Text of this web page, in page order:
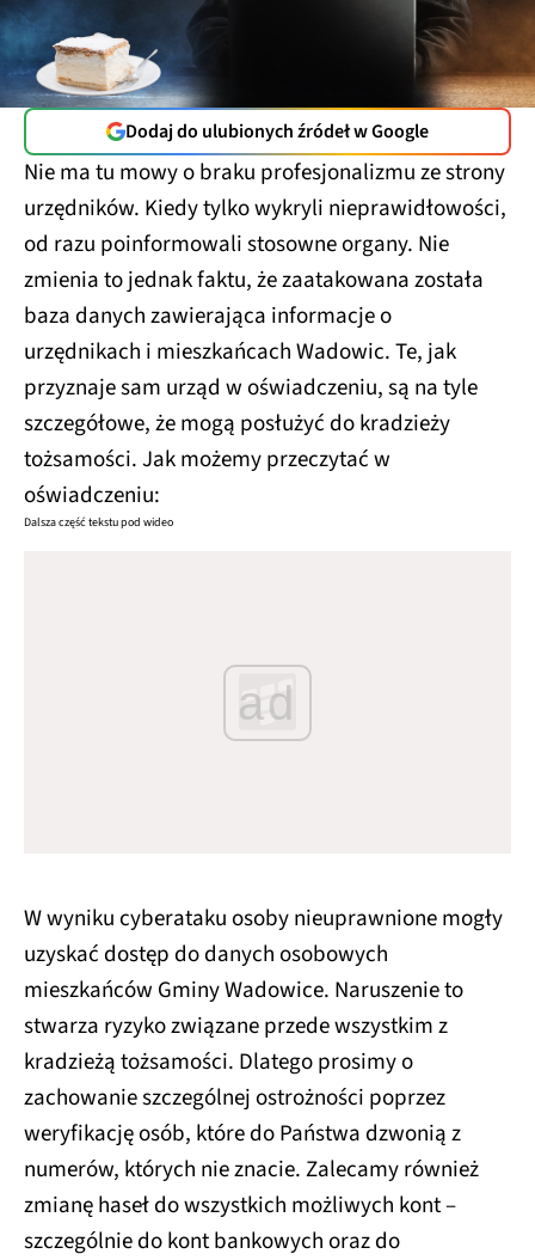
Dodaj do ulubionych źródeł w Google
Nie ma tu mowy o braku profesjonalizmu ze strony
urzędników. Kiedy tylko wykryli nieprawidłowości,
od razu poinformowali stosowne organy. Nie
zmienia to jednak faktu, że zaatakowana została
baza danych zawierająca informacje o
urzędnikach i mieszkańcach Wadowic. Te, jak
przyznaje sam urząd w oświadczeniu, są na tyle
szczegółowe, że mogą posłużyć do kradzieży
tożsamości. Jak możemy przeczytać w
oświadczeniu:
Dalsza część tekstu pod wideo
ad
W wyniku cyberataku osoby nieuprawnione mogły
uzyskać dostęp do danych osobowych
mieszkańców Gminy Wadowice. Naruszenie to
stwarza ryzyko związane przede wszystkim z
kradzieżą tożsamości. Dlatego prosimy o
zachowanie szczególnej ostrożności poprzez
weryfikację osób, które do Państwa dzwonią z
numerów, których nie znacie. Zalecamy również
zmianę haseł do wszystkich możliwych kont –
szczególnie do kont bankowych oraz do